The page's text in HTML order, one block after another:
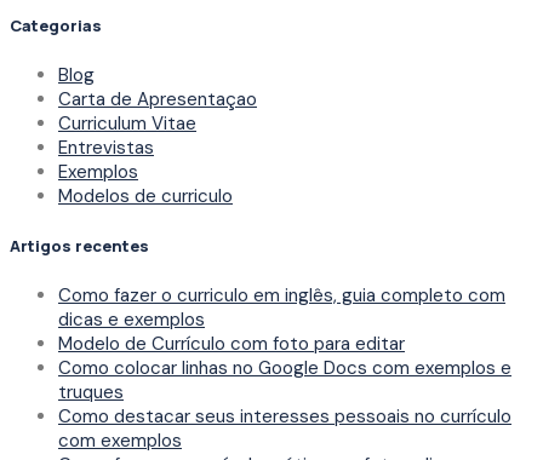
Categorias
Blog
Carta de Apresentaçao
Curriculum Vitae
Entrevistas
Exemplos
Modelos de curriculo
Artigos recentes
Como fazer o curriculo em inglês, guia completo com
dicas e exemplos
Modelo de Currículo com foto para editar
Como colocar linhas no Google Docs com exemplos e
truques
Como destacar seus interesses pessoais no currículo
com exemplos